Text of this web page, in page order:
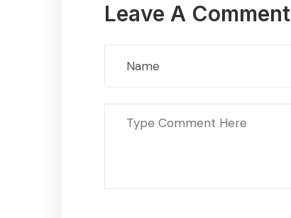
Leave A Comment